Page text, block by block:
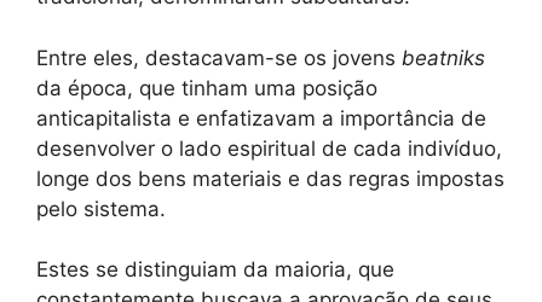
Entre eles, destacavam-se os jovens beatniks
da época, que tinham uma posição
anticapitalista e enfatizavam a importância de
desenvolver o lado espiritual de cada indivíduo,
longe dos bens materiais e das regras impostas
pelo sistema.
Estes se distinguiam da maioria, que